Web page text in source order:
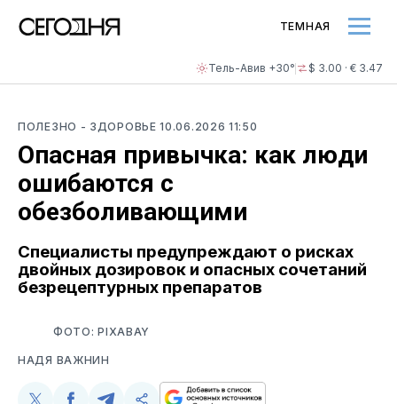
Тель-Авив +30° $ 3.00 · € 3.47
ТЕМНАЯ
ПОЛЕЗНО - ЗДОРОВЬЕ10.06.2026 11:50
Опасная привычка: как люди
ошибаются с
обезболивающими
Специалисты предупреждают о рисках
двойных дозировок и опасных сочетаний
безрецептурных препаратов
ФОТО: PIXABAY
НАДЯ ВАЖНИН